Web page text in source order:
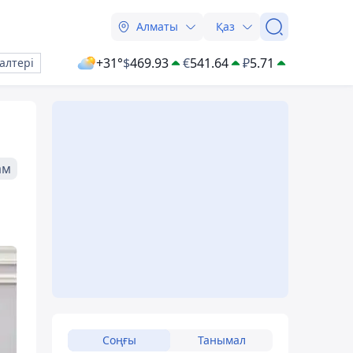
Алматы Қаз
+31°$469.93 €541.64 ₽5.71
Соңғы Танымал